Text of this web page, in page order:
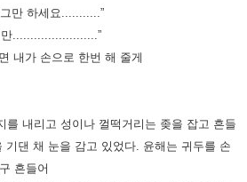
만 하세요...........”
........................”
내가 손으로 한번 해 줄게
를 내리고 성이나 껄떡거리는 좆을 잡고 흔들
기댄 채 눈을 감고 있었다. 윤해는 귀두를 손
흔들어